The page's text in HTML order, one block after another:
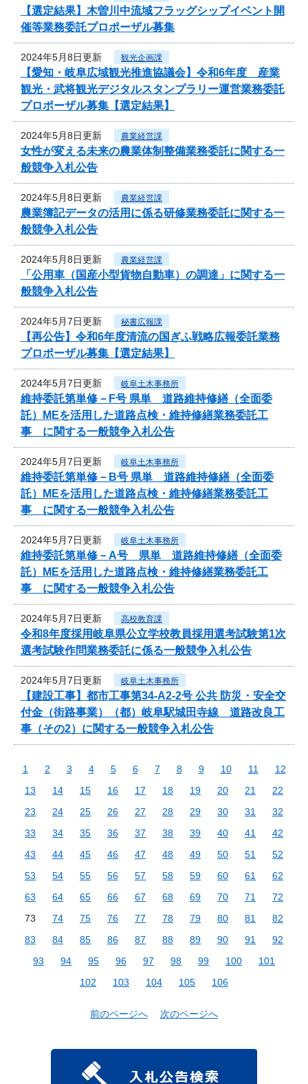
【選定結果】木曽川中流域フラッグシップイベント開
催等業務委託プロポーザル募集
2024年5月8日更新 観光企画課
【愛知・岐阜広域観光推進協議会】令和6年度 産業
観光・武将観光デジタルスタンプラリー運営業務委託
プロポーザル募集【選定結果】
2024年5月8日更新 農業経営課
女性が変える未来の農業体制整備業務委託に関する一
般競争入札公告
2024年5月8日更新 農業経営課
農業簿記データの活用に係る研修業務委託に関する一
般競争入札公告
2024年5月8日更新 農業経営課
「公用車（国産小型貨物自動車）の調達」に関する一
般競争入札公告
2024年5月7日更新 秘書広報課
【再公告】令和6年度清流の国ぎふ戦略広報委託業務
プロポーザル募集【選定結果】
2024年5月7日更新 岐阜土木事務所
維持委託第単修－F号 県単 道路維持修繕（全面委
託）MEを活用した道路点検・維持修繕業務委託工
事 に関する一般競争入札公告
2024年5月7日更新 岐阜土木事務所
維持委託第単修－B号 県単 道路維持修繕（全面委
託）MEを活用した道路点検・維持修繕業務委託工
事 に関する一般競争入札公告
2024年5月7日更新 岐阜土木事務所
維持委託第単修－A号 県単 道路維持修繕（全面委
託）MEを活用した道路点検・維持修繕業務委託工
事 に関する一般競争入札公告
2024年5月7日更新 高校教育課
令和8年度採用岐阜県公立学校教員採用選考試験第1次
選考試験作問業務委託に係る一般競争入札公告
2024年5月7日更新 岐阜土木事務所
【建設工事】都市工事第34-A2-2号 公共 防災・安全交
付金（街路事業）（都）岐阜駅城田寺線 道路改良工
事（その2）に関する一般競争入札公告
1 2 3 4 5 6 7 8 9 10 11
12
13
14 15 16 17 18 19 20 21
22
23
24 25 26 27 28 29 30 31
32
33
34 35 36 37 38 39 40 41
42
43
44 45 46 47 48 49 50 51
52
53
54 55 56 57 58 59 60 61
62
63
64 65 66 67 68 69 70 71
72
73
74 75 76 77 78 79 80 81
82
83
84 85 86 87 88 89 90 91
92
93
94 95 96 97 98 99 100
101
102
103 104 105 106
前のページへ 次のページへ